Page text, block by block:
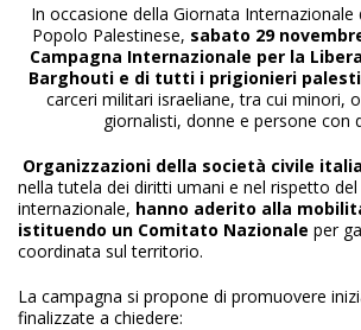
In occasione della Giornata Internazionale
Popolo Palestinese, sabato 29
Campagna Internazionale per la
Barghouti e di tutti i prigionieri
carceri militari israeliane, tra cui minori,
giornalisti, donne e persone con
Organizzazioni della società civile
nella tutela dei diritti umani e nel rispetto
internazionale, hanno aderito alla
istituendo un Comitato Nazionale per
coordinata sul territorio.
La campagna si propone di promuovere
finalizzate a chiedere: